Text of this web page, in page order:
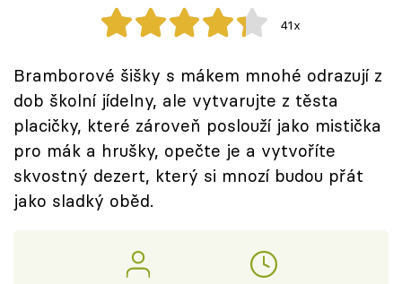
Sledujte prima+
Přihlášení
Sledujte nás
41x
Bramborové šišky s mákem mnohé odrazují z
dob školní jídelny, ale vytvarujte z těsta
placičky, které zároveň poslouží jako mistička
pro mák a hrušky, opečte je a vytvoříte
skvostný dezert, který si mnozí budou přát
jako sladký oběd.